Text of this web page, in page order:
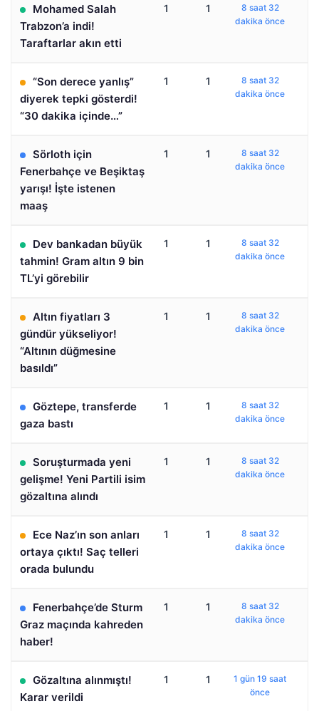
Mohamed Salah
Trabzon’a indi!
Taraftarlar akın etti
1 1
8 saat 32
dakika önce
“Son derece yanlış”
diyerek tepki gösterdi!
“30 dakika içinde…”
1 1
8 saat 32
dakika önce
Sörloth için
Fenerbahçe ve Beşiktaş
yarışı! İşte istenen
maaş
1 1
8 saat 32
dakika önce
Dev bankadan büyük
tahmin! Gram altın 9 bin
TL’yi görebilir
1 1
8 saat 32
dakika önce
Altın fiyatları 3
gündür yükseliyor!
“Altının düğmesine
basıldı”
1 1
8 saat 32
dakika önce
Göztepe, transferde
gaza bastı
1 1
8 saat 32
dakika önce
Soruşturmada yeni
gelişme! Yeni Partili isim
gözaltına alındı
1 1
8 saat 32
dakika önce
Ece Naz’ın son anları
ortaya çıktı! Saç telleri
orada bulundu
1 1
8 saat 32
dakika önce
Fenerbahçe’de Sturm
Graz maçında kahreden
haber!
1 1
8 saat 32
dakika önce
Gözaltına alınmıştı!
Karar verildi
1 1
1 gün 19 saat
önce